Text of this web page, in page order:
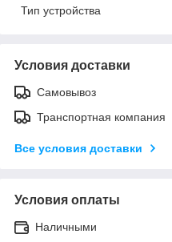
Тип устройства
Условия доставки
Самовывоз
Транспортная компания
Все условия доставки
Условия оплаты
Наличными